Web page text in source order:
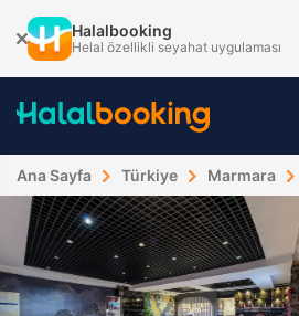
Halalbooking
Helal özellikli seyahat uygulaması
Ana Sayfa Türkiye Marmara